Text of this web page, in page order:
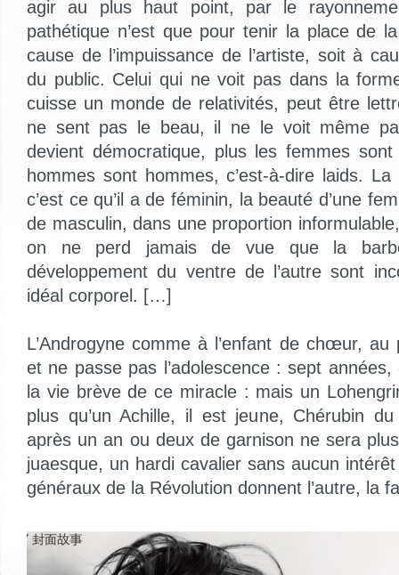
agir au plus haut point, par le
pathétique n’est que pour tenir la place de
cause de l’impuissance de l’artiste, soit à
du public. Celui qui ne voit pas dans la
cuisse un monde de relativités, peut être
ne sent pas le beau, il ne le voit même
devient démocratique, plus les femmes
hommes sont hommes, c’est-à-dire laids. La
c’est ce qu’il a de féminin, la beauté d’une
de masculin, dans une proportion
on ne perd jamais de vue que la
développement du ventre de l’autre sont
idéal corporel. […]
L’Androgyne comme à l’enfant de chœur, au
et ne passe pas l’adolescence : sept
la vie brève de ce miracle : mais un
plus qu’un Achille, il est jeune, Chérubin
après un an ou deux de garnison ne sera
juaesque, un hardi cavalier sans aucun
généraux de la Révolution donnent l’autre, la